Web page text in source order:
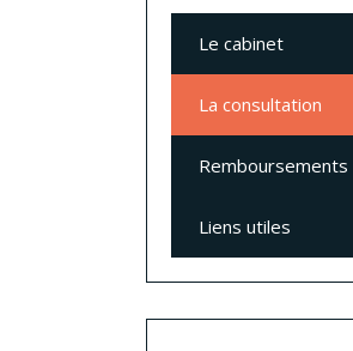
Le cabinet
La consultation
Remboursements
Liens utiles